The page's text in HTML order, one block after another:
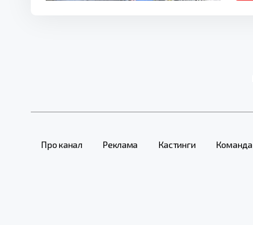
Про канал Реклама Кастинги Команда